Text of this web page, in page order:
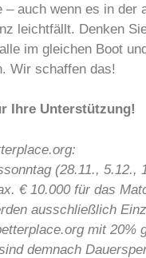
auch wenn es in der
leichtfällt. Denken
im gleichen Boot
Wir schaffen das!
Ihre Unterstützung!
(28.11., 5.12.,
€ 10.000 für das
ausschließlich
mit 20%
demnach